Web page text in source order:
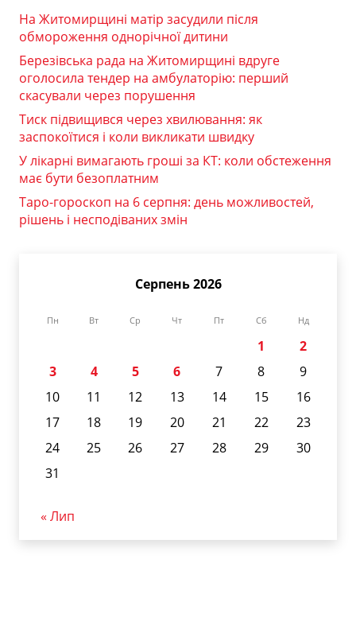
На Житомирщині матір засудили після
обмороження однорічної дитини
Березівська рада на Житомирщині вдруге
оголосила тендер на амбулаторію: перший
скасували через порушення
Тиск підвищився через хвилювання: як
заспокоїтися і коли викликати швидку
У лікарні вимагають гроші за КТ: коли обстеження
має бути безоплатним
Таро-гороскоп на 6 серпня: день можливостей,
рішень і несподіваних змін
Серпень 2026
Пн Вт Ср Чт Пт Сб Нд
1
2
3
4 5 6 7 8
9
10
11 12 13 14 15
16
17
18 19 20 21 22
23
24
25 26 27 28 29
30
31
« Лип